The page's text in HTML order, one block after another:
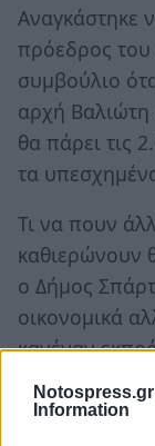
Information
Αναγκάστηκε
πρόεδρος
συμβούλιο
αρχή Βαλιώτη
θα πάρει τις
τα
Τι να πουν
καθιερώνουν
ο Δήμος
οικονομικά
κανέναν
χωρίς ένα